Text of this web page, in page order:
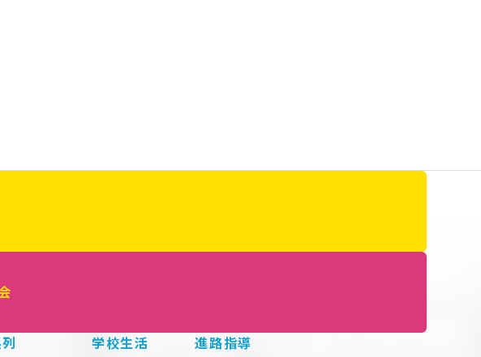
学校生活 進路指導